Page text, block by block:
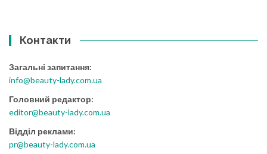
Контакти
Загальні запитання:
info@beauty-lady.com.ua
Головний редактор:
editor@beauty-lady.com.ua
Відділ реклами:
pr@beauty-lady.com.ua